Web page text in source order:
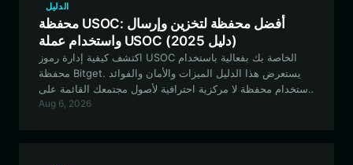
الدليل
محفظة USOC: أفضل محفظة لتخزين وإرسال
واستخدام عملة USOC (دليل 2025)
اكتشف كيفية إدارة رموز USOC الخاصة بك بفعالية باستخدام
محفظة Bitget. يستعرض هذا الدليل الميزات والأمان والفوائد
لاستخدام محفظة لا مركزية احترافية لأصول مجتمعك القائمة على
EVM.
Aug 6, 2026